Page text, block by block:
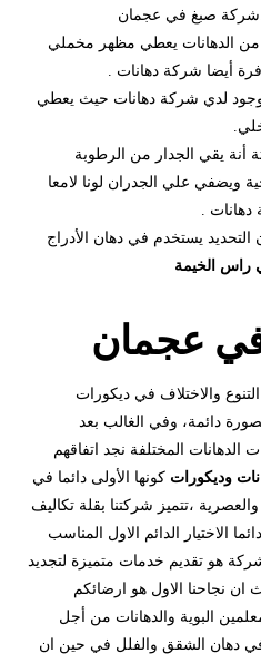
صبغ في عجمان
من الدهانات يعطي مظهر مخملي
أيضا شركة دهانات .
لدي شركة دهانات حيث يعطي
أنة يقي الجدار من الرطوبة
ويضفي علي الجدران لونا لامعا
دهانات .
التحديد يستخدم في دهان الأدراج
الخيمة
عجمان
والاختلاف في ديكورات
دائمة، وفي الغالب بعد
الدهانات المختلفة نجد اتفاقهم
وديكورات كونها الأولى دائما في
،تتميز شركتنا بقلة تكاليف
الاختيار الدائم الاول المناسب
هو تقديم خدمات متميزة لتجديد
ان نجاحنا الاول هو ارضائكم
البوية والدهانات من أجل
في دهان الشقق والفلل في حين ان